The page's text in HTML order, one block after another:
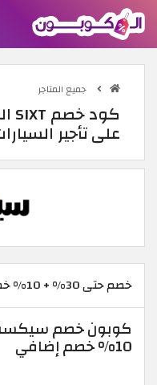
جميع المتاجر
على تأجير
خصم حتى 30% + 10% خصم إضافي
10% خصم إضافي